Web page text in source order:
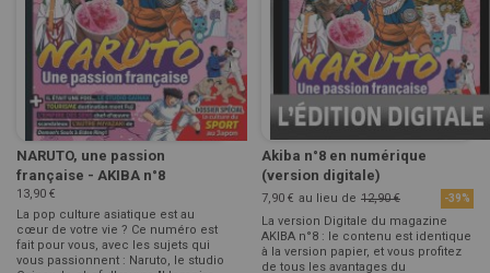
NARUTO, une passion
française - AKIBA n°8
13,90 €
La pop culture asiatique est au
cœur de votre vie ? Ce numéro est
fait pour vous, avec les sujets qui
vous passionnent : Naruto, le studio
Akiba n°8 en numérique
(version digitale)
7,90 € au lieu de 12,90 € -39%
La version Digitale du magazine
AKIBA n°8 : le contenu est identique
à la version papier, et vous profitez
de tous les avantages du